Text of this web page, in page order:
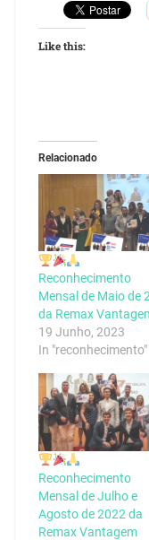
Like this:
Relacionado
Reconhecimento
Mensal de Maio de
da Remax
19 Junho, 2023
In "reconhecimento"
Reconhecimento
Mensal de Julho e
Agosto de 2022 da
Remax Vantagem